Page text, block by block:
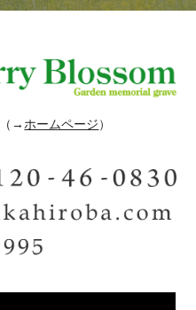
（→ ホームページ）